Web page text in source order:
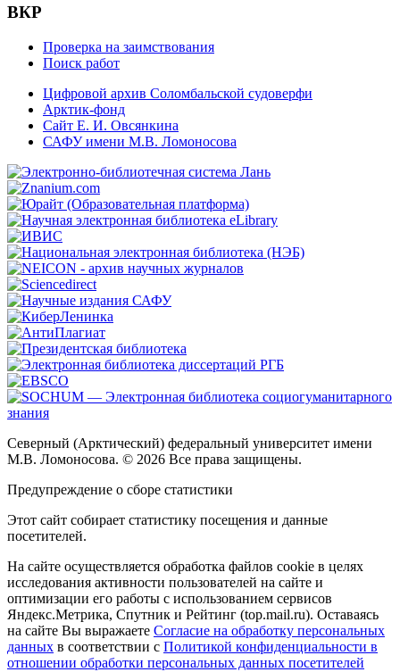
ВКР
Проверка на заимствования
Поиск работ
Цифровой архив Соломбальской судоверфи
Арктик-фонд
Сайт Е. И. Овсянкина
САФУ имени М.В. Ломоносова
Северный (Арктический) федеральный университет имени
М.В. Ломоносова. © 2026 Все права защищены.
Предупреждение о сборе статистики
Этот сайт собирает статистику посещения и данные
посетителей.
На сайте осуществляется обработка файлов cookie в целях
исследования активности пользователей на сайте и
оптимизации его работы с использованием сервисов
Яндекс.Метрика, Спутник и Рейтинг (top.mail.ru). Оставаясь
на сайте Вы выражаете Согласие на обработку персональных
данных в соответствии с Политикой конфиденциальности в
отношении обработки персональных данных посетителей